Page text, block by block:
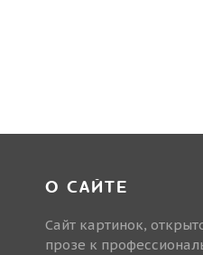
О САЙТЕ
Сайт картинок,
прозе к